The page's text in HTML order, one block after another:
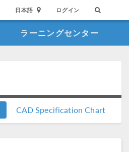
日本語 ログイン
ラーニングセンター
CAD Specification Chart